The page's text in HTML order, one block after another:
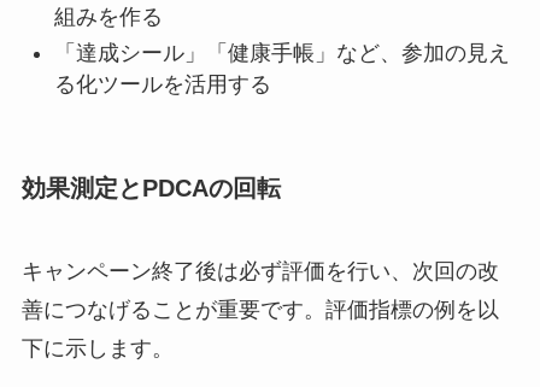
組みを作る
「達成シール」「健康手帳」など、参加の見え
る化ツールを活用する
効果測定とPDCAの回転
キャンペーン終了後は必ず評価を行い、次回の改
善につなげることが重要です。評価指標の例を以
下に示します。